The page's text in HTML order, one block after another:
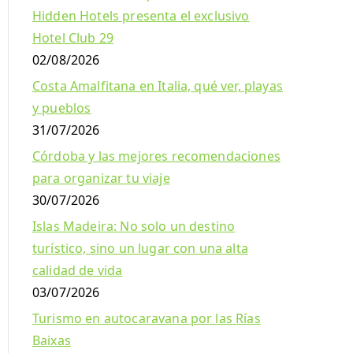
Hidden Hotels presenta el exclusivo
Hotel Club 29
02/08/2026
Costa Amalfitana en Italia, qué ver, playas
y pueblos
31/07/2026
Córdoba y las mejores recomendaciones
para organizar tu viaje
30/07/2026
Islas Madeira: No solo un destino
turístico, sino un lugar con una alta
calidad de vida
03/07/2026
Turismo en autocaravana por las Rías
Baixas